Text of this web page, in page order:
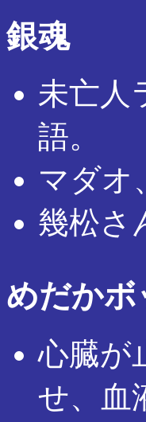
銀魂
未亡人
語。
マダ
幾松さ
めだかボ
心臓が
せ、血